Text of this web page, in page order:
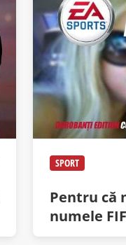
SPORT
Pentru că
numele
FUFA 2023